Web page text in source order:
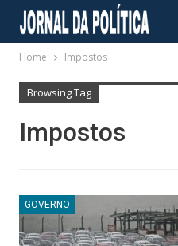
Home Impostos
Browsing Tag
Impostos
GOVERNO